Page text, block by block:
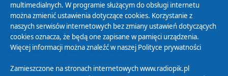
Polityka Prywatności
Zasady korzystania z Serwisu
Organizacje Pożytku Publicznego
Cyfryzacja DAB+
multimedialnych. W programie służącym do obsługi internetu
można zmienić ustawienia dotyczące cookies. Korzystanie z
naszych serwisów internetowych bez zmiany ustawień dotyczących
cookies oznacza, że będą one zapisane w pamięci urządzenia.
Więcej informacji można znaleźć w naszej Polityce prywatności
Zamieszczone na stronach internetowych www.radiopik.pl